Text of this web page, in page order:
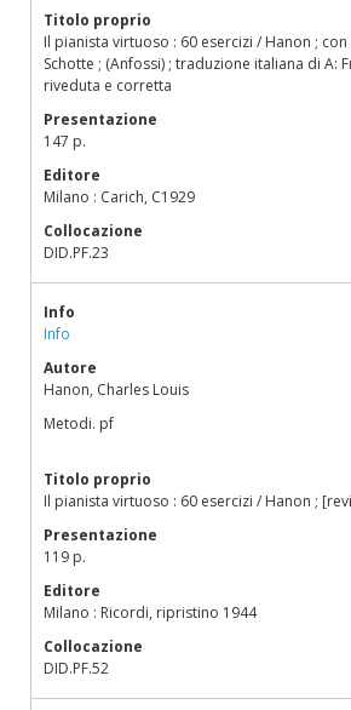
Titolo proprio
Il pianista virtuoso : 60 esercizi / Hanon ;
Schotte ; (Anfossi) ; traduzione italiana di A:
riveduta e corretta
Presentazione
147 p.
Editore
Milano : Carich, C1929
Collocazione
DID.PF.23
Info
Info
Autore
Hanon, Charles Louis
Metodi. pf
Titolo proprio
Il pianista virtuoso : 60 esercizi / Hanon ;
Presentazione
119 p.
Editore
Milano : Ricordi, ripristino 1944
Collocazione
DID.PF.52